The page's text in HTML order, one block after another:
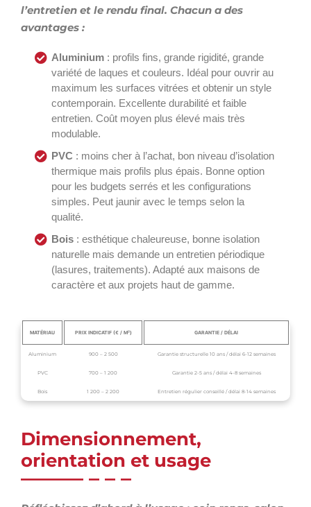
l’entretien et le rendu final. Chacun a des
avantages :
Aluminium : profils fins, grande rigidité, grande
variété de laques et couleurs. Idéal pour ouvrir au
maximum les surfaces vitrées et obtenir un style
contemporain. Excellente durabilité et faible
entretien. Coût moyen plus élevé mais très
modulable.
PVC : moins cher à l’achat, bon niveau d’isolation
thermique mais profils plus épais. Bonne option
pour les budgets serrés et les configurations
simples. Peut jaunir avec le temps selon la
qualité.
Bois : esthétique chaleureuse, bonne isolation
naturelle mais demande un entretien périodique
(lasures, traitements). Adapté aux maisons de
caractère et aux projets haut de gamme.
MATÉRIAU PRIX INDICATIF (€ / M²) GARANTIE / DÉLAI
Aluminium 900 – 2 500 Garantie structurelle 10 ans / délai 6-12 semaines
PVC 700 – 1 200 Garantie 2-5 ans / délai 4-8 semaines
Bois 1 200 – 2 200 Entretien régulier conseillé / délai 8-14 semaines
Dimensionnement,
orientation et usage